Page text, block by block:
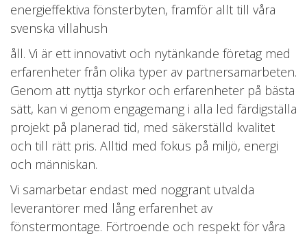
energieffektiva fönsterbyten, framför allt till våra
svenska villahush
åll. Vi är ett innovativt och nytänkande företag med
erfarenheter från olika typer av partnersamarbeten.
Genom att nyttja styrkor och erfarenheter på bästa
sätt, kan vi genom engagemang i alla led färdigställa
projekt på planerad tid, med säkerställd kvalitet
och till rätt pris. Alltid med fokus på miljö, energi
och människan.
Vi samarbetar endast med noggrant utvalda
leverantörer med lång erfarenhet av
fönstermontage. Förtroende och respekt för våra